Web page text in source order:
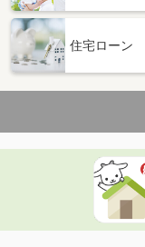
住宅ローン